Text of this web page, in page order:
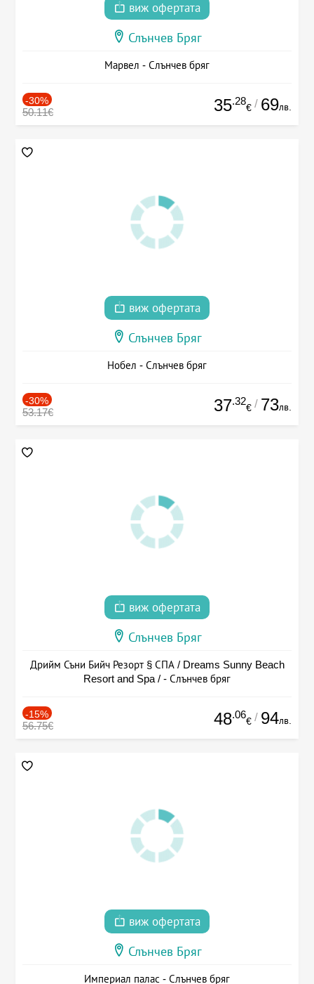
виж офертата
Слънчев Бряг
Марвел - Слънчев бряг
-30%
50.11€ 35.28
€ / 69лв.
виж офертата
Слънчев Бряг
Нобел - Слънчев бряг
-30%
53.17€ 37.32
€ / 73лв.
виж офертата
Слънчев Бряг
Дрийм Съни Бийч Резорт § СПА / Dreams Sunny Beach
Resort and Spa / - Слънчев бряг
-15%
56.75€ 48.06
€ / 94лв.
виж офертата
Слънчев Бряг
Империал палас - Слънчев бряг